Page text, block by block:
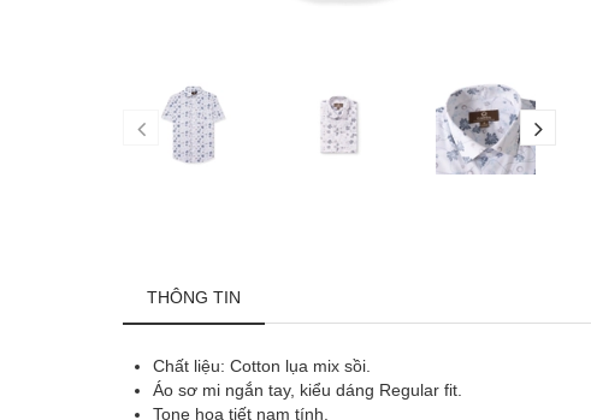
THÔNG TIN
Chất liệu: Cotton lụa mix sồi.
Áo sơ mi ngắn tay, kiểu dáng Regular fit.
Tone họa tiết nam tính.